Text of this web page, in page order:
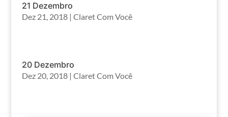
21 Dezembro
Dez 21, 2018| Claret Com Você
20 Dezembro
Dez 20, 2018| Claret Com Você